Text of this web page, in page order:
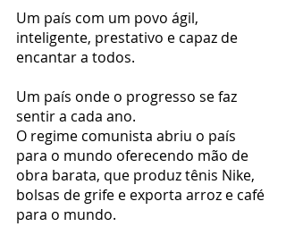
Um país com um povo ágil,
inteligente, prestativo e capaz de
encantar a todos.
Um país onde o progresso se faz
sentir a cada ano.
O regime comunista abriu o país
para o mundo oferecendo mão de
obra barata, que produz tênis Nike,
bolsas de grife e exporta arroz e café
para o mundo.